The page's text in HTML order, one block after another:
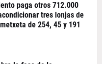
paga otros 712.000
tres lonjas de
de 254, 45 y 191